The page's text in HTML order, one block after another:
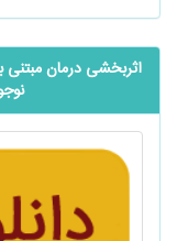
اثربخشی درمان